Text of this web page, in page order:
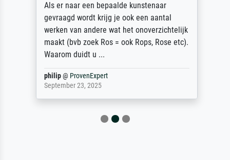
Als er naar een bepaalde kunstenaar
gevraagd wordt krijg je ook een aantal
werken van andere wat het onoverzichtelijk
maakt (bvb zoek Ros = ook Rops, Rose etc).
Waarom duidt u ...
philip@ ProvenExpert
September 23, 2025